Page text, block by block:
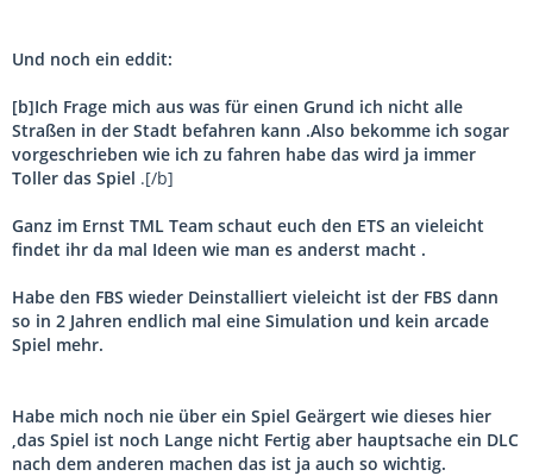
Und noch ein eddit:
[b]Ich Frage mich aus was für einen Grund ich nicht alle
Straßen in der Stadt befahren kann .Also bekomme ich sogar
vorgeschrieben wie ich zu fahren habe das wird ja immer
Toller das Spiel .[/b]
Ganz im Ernst TML Team schaut euch den ETS an vieleicht
findet ihr da mal Ideen wie man es anderst macht .
Habe den FBS wieder Deinstalliert vieleicht ist der FBS dann
so in 2 Jahren endlich mal eine Simulation und kein arcade
Spiel mehr.
Habe mich noch nie über ein Spiel Geärgert wie dieses hier
,das Spiel ist noch Lange nicht Fertig aber hauptsache ein DLC
nach dem anderen machen das ist ja auch so wichtig.